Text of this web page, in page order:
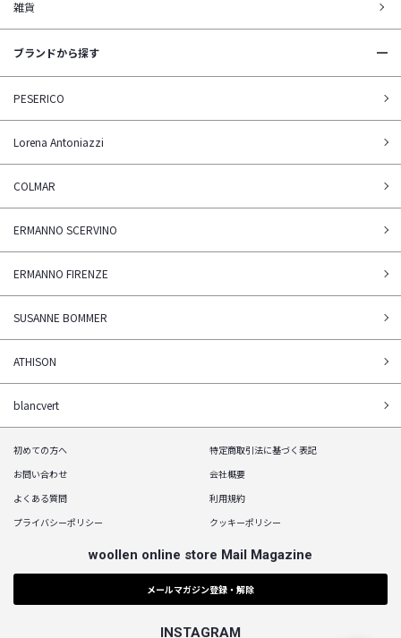
雑貨
ブランドから探す
PESERICO
Lorena Antoniazzi
COLMAR
ERMANNO SCERVINO
ERMANNO FIRENZE
SUSANNE BOMMER
ATHISON
blancvert
初めての方へ
特定商取引法に基づく表記
お問い合わせ
会社概要
よくある質問
利用規約
プライバシーポリシー
クッキーポリシー
woollen online store Mail Magazine
メールマガジン登録・解除
INSTAGRAM